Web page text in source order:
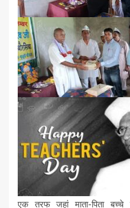
एक तरफ जहां माता-पिता